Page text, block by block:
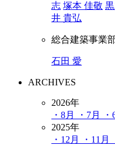
志 塚本 佳敬
井 貴弘
総合建築事業
石田 愛
ARCHIVES
2026年
・8月
・7月
2025年
・12月
・11月